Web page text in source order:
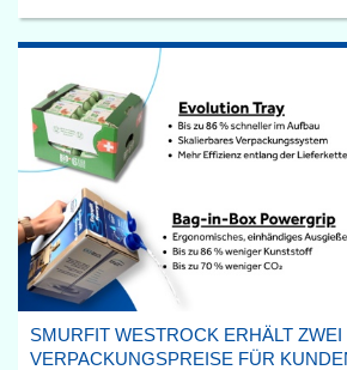
SMURFIT WESTROCK ERHÄLT
VERPACKUNGSPREISE FÜR